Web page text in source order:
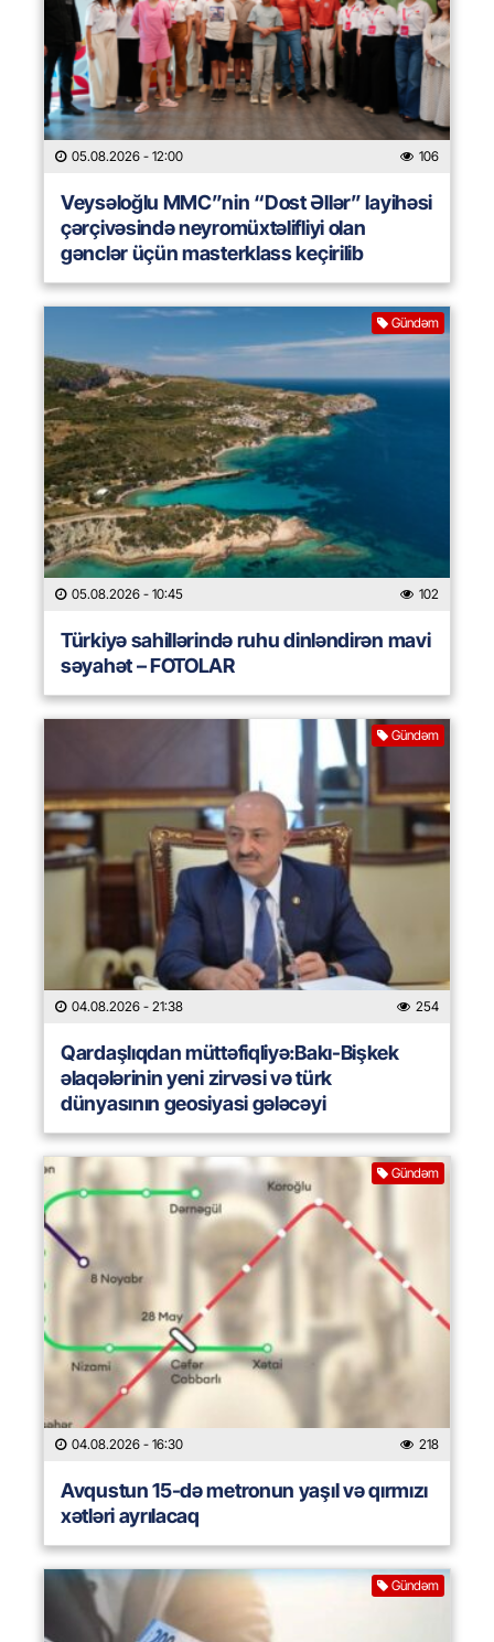
05.08.2026 - 12:00 106
Veysəloğlu MMC”nin “Dost Əllər” layihəsi
çərçivəsində neyromüxtəlifliyi olan
gənclər üçün masterklass keçirilib
Gündəm
05.08.2026 - 10:45 102
Türkiyə sahillərində ruhu dinləndirən mavi
səyahət – FOTOLAR
Gündəm
04.08.2026 - 21:38 254
Qardaşlıqdan müttəfiqliyə:Bakı-Bişkek
əlaqələrinin yeni zirvəsi və türk
dünyasının geosiyasi gələcəyi
Gündəm
04.08.2026 - 16:30 218
Avqustun 15-də metronun yaşıl və qırmızı
xətləri ayrılacaq
Gündəm